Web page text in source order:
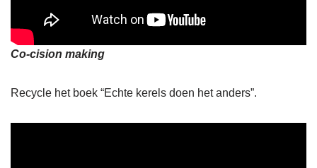
Co-cision making
Recycle het boek “Echte kerels doen het anders”.